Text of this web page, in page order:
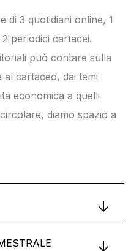
di 3 quotidiani online, 1
periodici cartacei.
può contare sulla
al cartaceo, dai temi
economica a quelli
diamo spazio a